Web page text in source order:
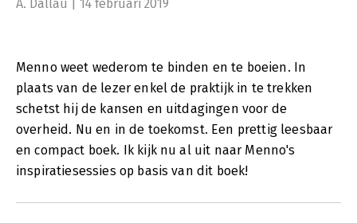
A. Dallau | 14 februari 2019
Menno weet wederom te binden en te boeien. In
plaats van de lezer enkel de praktijk in te trekken
schetst hij de kansen en uitdagingen voor de
overheid. Nu en in de toekomst. Een prettig leesbaar
en compact boek. Ik kijk nu al uit naar Menno's
inspiratiesessies op basis van dit boek!